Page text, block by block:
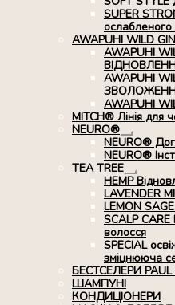
SUPER
ослабленого
AWAPUHI WILD
AWAPUHI
AWAPUHI
AWAPUHI
MITCH® Лінія для
NEURO®
вкладене
меню
NEURO®
NEURO®
TEA TREE
вкладене
меню
HEMP
LAVENDER
LEMON
SCALP
волосся
SPECIAL
зміцнююча
БЕСТСЕЛЕРИ PAUL
ШАМПУНІ
КОНДИЦІОНЕРИ